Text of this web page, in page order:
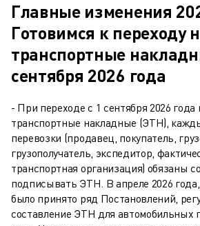
Главные изменения
Готовимся к переходу
транспортные
сентября 2026 года
- При переходе с 1 сентября 2026
транспортные накладные (ЭТН),
перевозки (продавец, покупатель,
грузополучатель, экспедитор,
транспортная организация) обязаны
подписывать ЭТН. В апреле 2026
было принято ряд Постановлений,
составление ЭТН для автомобильных